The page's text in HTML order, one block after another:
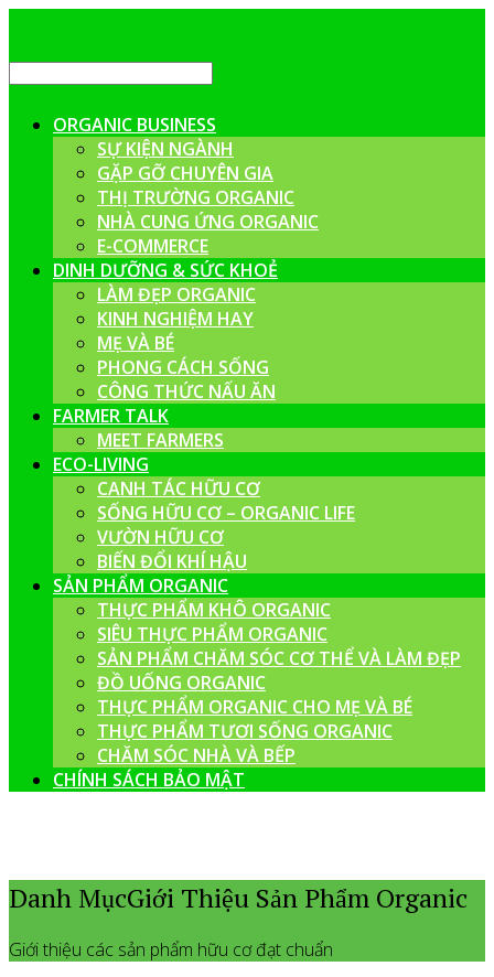
ORGANIC BUSINESS
SỰ KIỆN NGÀNH
GẶP GỠ CHUYÊN GIA
THỊ TRƯỜNG ORGANIC
NHÀ CUNG ỨNG ORGANIC
E-COMMERCE
DINH DƯỠNG & SỨC KHOẺ
LÀM ĐẸP ORGANIC
KINH NGHIỆM HAY
MẸ VÀ BÉ
PHONG CÁCH SỐNG
CÔNG THỨC NẤU ĂN
FARMER TALK
MEET FARMERS
ECO-LIVING
CANH TÁC HỮU CƠ
SỐNG HỮU CƠ – ORGANIC LIFE
VƯỜN HỮU CƠ
BIẾN ĐỔI KHÍ HẬU
SẢN PHẨM ORGANIC
THỰC PHẨM KHÔ ORGANIC
SIÊU THỰC PHẨM ORGANIC
SẢN PHẨM CHĂM SÓC CƠ THỂ VÀ LÀM ĐẸP
ĐỒ UỐNG ORGANIC
THỰC PHẨM ORGANIC CHO MẸ VÀ BÉ
THỰC PHẨM TƯƠI SỐNG ORGANIC
CHĂM SÓC NHÀ VÀ BẾP
CHÍNH SÁCH BẢO MẬT
Danh MụcGiới Thiệu Sản Phẩm Organic
Giới thiệu các sản phẩm hữu cơ đạt chuẩn